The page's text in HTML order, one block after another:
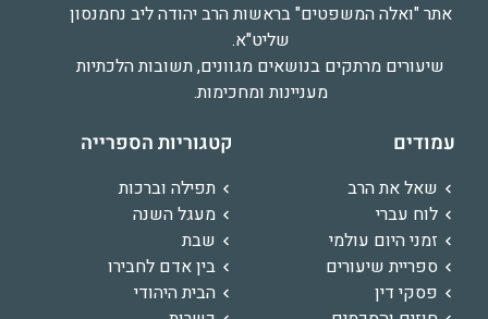
אתר "ואלה המשפטים" בראשות הרב יהודה ליב נחמנסון
שליט"א.
שיעורים מרתקים בנושאים מגוונים, תשובות הלכתיות
מעניינות ומחכימות.
עמודים
שאל את הרב
לוח עברי
זמני היום עולמי
ספריית שיעורים
פסקי דין
קטגוריות הספרייה
תפילה וברכות
מעגל השנה
שבת
בין אדם לחבירו
הבית היהודי